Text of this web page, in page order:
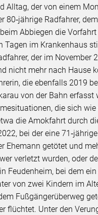
Alltag, der von einem
80‑jährige Radfahrer,
Abbiegen die
Tagen im Krankenhaus
der im November
nicht mehr nach Hause
die ebenfalls 2019
von der Bahn erfasst
die sich wie
die Amokfahrt durch
bei der eine
Ehemann getötet und
verletzt wurden, oder
Feudenheim, bei dem
von zwei Kindern im
Fußgängerüberweg
flüchtet. Unter den